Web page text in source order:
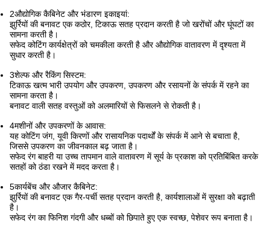
2औद्योगिक कैबिनेट और भंडारण इकाइयां:
झुर्रियों की बनावट एक कठोर, टिकाऊ सतह प्रदान करती है जो खरोंचों और घूंघटों का
सामना करती है।
सफेद कोटिंग कार्यक्षेत्रों को चमकीला करती है और औद्योगिक वातावरण में दृश्यता में
सुधार करती है।
3शेल्फ और रैकिंग सिस्टम:
टिकाऊ खत्म भारी उपयोग और उपकरण, उपकरण और रसायनों के संपर्क में रहने का
सामना करता है।
बनावट वाली सतह वस्तुओं को अलमारियों से फिसलने से रोकती है।
4मशीनों और उपकरणों के आवास:
यह कोटिंग जंग, यूवी किरणों और रासायनिक पदार्थों के संपर्क में आने से बचाता है,
जिससे उपकरण का जीवनकाल बढ़ जाता है।
सफेद रंग बाहरी या उच्च तापमान वाले वातावरण में सूर्य के प्रकाश को प्रतिबिंबित करके
सतहों को ठंडा रखने में मदद करता है।
5कार्यबेंच और औजार कैबिनेट:
झुर्रियों की बनावट एक गैर-पर्ची सतह प्रदान करती है, कार्यशालाओं में सुरक्षा को बढ़ाती
है।
सफेद रंग का फिनिश गंदगी और धब्बों को छिपाते हुए एक स्वच्छ, पेशेवर रूप बनाता है।